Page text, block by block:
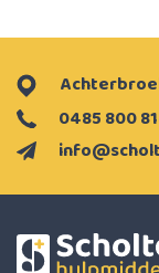
0485 800